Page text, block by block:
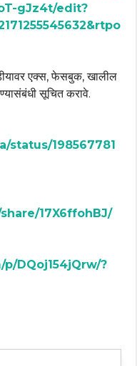
gJz4t/edit?
एक्स, फेसबुक, खालील
सूचित करावे.
status/198567781
17X6ffohBJ/
DQoj154jQrw/?